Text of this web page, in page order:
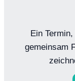
Ein
gemeinsam